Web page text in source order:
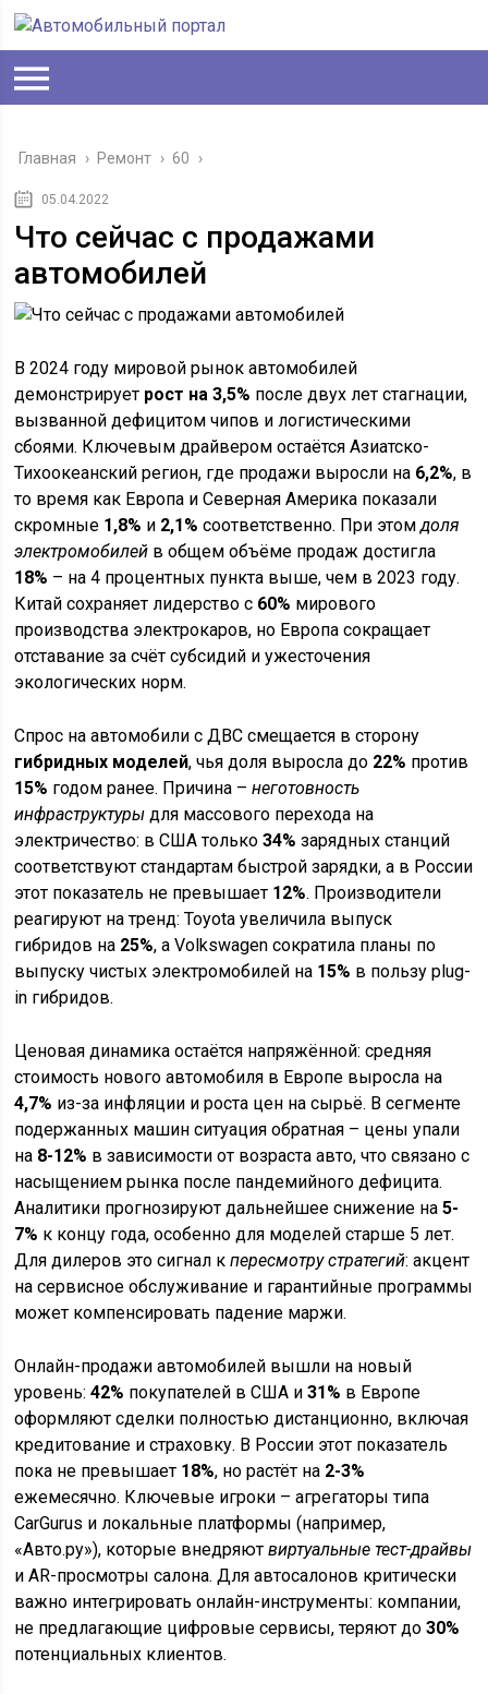
Главная › Ремонт › 60 ›
05.04.2022
Что сейчас с продажами
автомобилей
В 2024 году мировой рынок автомобилей
демонстрирует рост на 3,5% после двух лет стагнации,
вызванной дефицитом чипов и логистическими
сбоями. Ключевым драйвером остаётся Азиатско-
Тихоокеанский регион, где продажи выросли на 6,2%, в
то время как Европа и Северная Америка показали
скромные 1,8% и 2,1% соответственно. При этомдоля
электромобилей в общем объёме продаж достигла
18% – на 4 процентных пункта выше, чем в 2023 году.
Китай сохраняет лидерство с 60% мирового
производства электрокаров, но Европа сокращает
отставание за счёт субсидий и ужесточения
экологических норм.
Спрос на автомобили с ДВС смещается в сторону
гибридных моделей, чья доля выросла до 22% против
15% годом ранее. Причина –неготовность
инфраструктуры для массового перехода на
электричество: в США только34% зарядных станций
соответствуют стандартам быстрой зарядки, а в России
этот показатель не превышает 12%. Производители
реагируют на тренд: Toyota увеличила выпуск
гибридов на 25%, а Volkswagen сократила планы по
выпуску чистых электромобилей на 15% в пользу plug-
in гибридов.
Ценовая динамика остаётся напряжённой: средняя
стоимость нового автомобиля в Европе выросла на
4,7% из-за инфляции и роста цен на сырьё. В сегменте
подержанных машин ситуация обратная – цены упали
на 8-12% в зависимости от возраста авто, что связано с
насыщением рынка после пандемийного дефицита.
Аналитики прогнозируют дальнейшее снижение на5-
7% к концу года, особенно для моделей старше 5 лет.
Для дилеров это сигнал кпересмотру стратегий: акцент
на сервисное обслуживание и гарантийные программы
может компенсировать падение маржи.
Онлайн-продажи автомобилей вышли на новый
уровень:42% покупателей в США и31% в Европе
оформляют сделки полностью дистанционно, включая
кредитование и страховку. В России этот показатель
пока не превышает 18%, но растёт на 2-3%
ежемесячно. Ключевые игроки – агрегаторы типа
CarGurus и локальные платформы (например,
«Авто.ру»), которые внедряютвиртуальные тест-драйвы
и AR-просмотры салона. Для автосалонов критически
важно интегрировать онлайн-инструменты: компании,
не предлагающие цифровые сервисы, теряют до30%
потенциальных клиентов.